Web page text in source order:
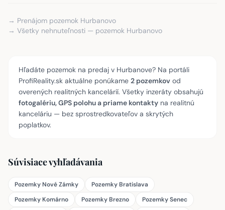
→ Prenájom pozemok Hurbanovo
→ Všetky nehnuteľnosti — pozemok Hurbanovo
Hľadáte pozemok na predaj v Hurbanove? Na portáli
ProfiReality.sk aktuálne ponúkame 2 pozemkov od
overených realitných kancelárií. Všetky inzeráty obsahujú
fotogalériu, GPS polohu a priame kontakty na realitnú
kanceláriu — bez sprostredkovateľov a skrytých
poplatkov.
Súvisiace vyhľadávania
Pozemky Nové Zámky
Pozemky Bratislava
Pozemky Komárno
Pozemky Brezno
Pozemky Senec